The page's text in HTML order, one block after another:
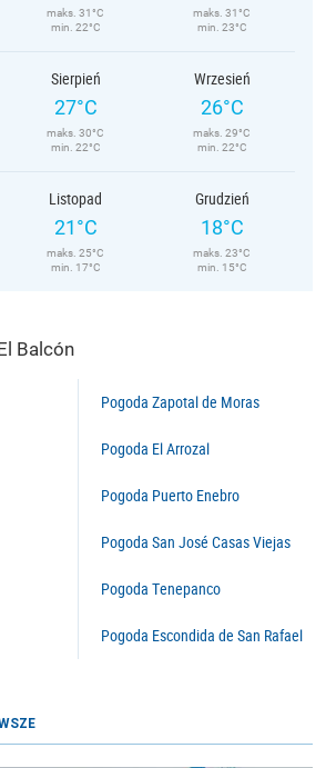
maks. 31°C
min. 22°C
maks. 31°C
min. 23°C
Sierpień
27°C
maks. 30°C
min. 22°C
Wrzesień
26°C
maks. 29°C
min. 22°C
Listopad
21°C
maks. 25°C
min. 17°C
Grudzień
18°C
maks. 23°C
min. 15°C
Balcón
Pogoda Zapotal de Moras
Pogoda El Arrozal
Pogoda Puerto Enebro
Pogoda San José Casas Viejas
Pogoda Tenepanco
Pogoda Escondida de San Rafael